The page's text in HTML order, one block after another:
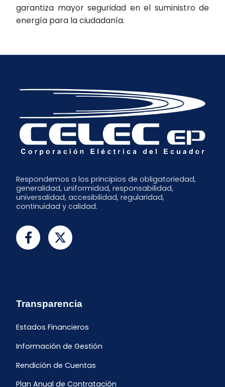
garantiza mayor seguridad en el suministro de
energía para la ciudadanía.
Respondemos a los principios de obligatoriedad,
generalidad, uniformidad, responsabilidad,
universalidad, accesibilidad, regularidad,
continuidad y calidad.
Transparencia
Estados Financieros
Información de Gestión
Rendición de Cuentas
Plan Anual de Contratación